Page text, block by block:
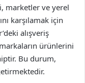
marketler ve yerel
karşılamak için
alışveriş
ürünlerini
Bu durum,